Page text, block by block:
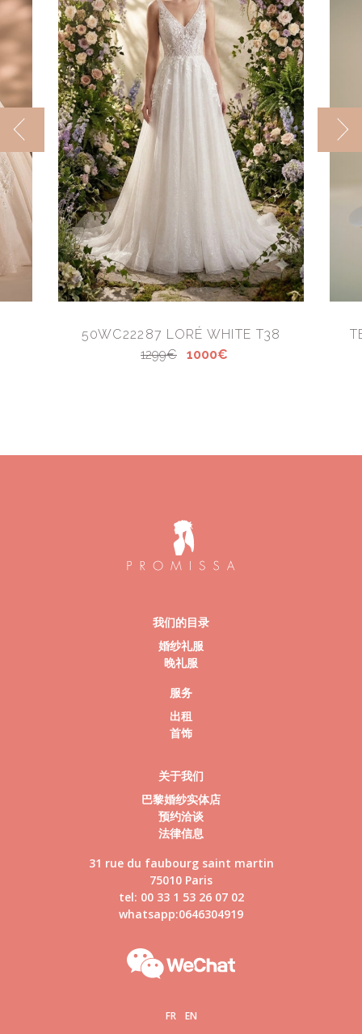
50WC22287 LORÉ WHITE T38
1299€
1000€
我们的目录
婚纱礼服
晚礼服
服务
出租
首饰
关于我们
巴黎婚纱实体店
预约洽谈
法律信息
31 rue du faubourg saint martin
75010 Paris
tel: 00 33 1 53 26 07 02
whatsapp:0646304919
FR EN